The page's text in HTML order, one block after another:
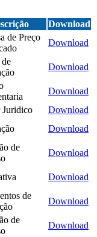
Download
de Preço
Download
Download
Download
Juridico
Download
Download
de
Download
Download
de
Download
de
Download